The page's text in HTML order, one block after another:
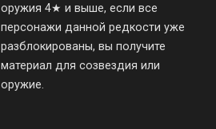
оружия 4★ и выше, если все
персонажи данной редкости уже
разблокированы, вы получите
материал для созвездия или
оружие.